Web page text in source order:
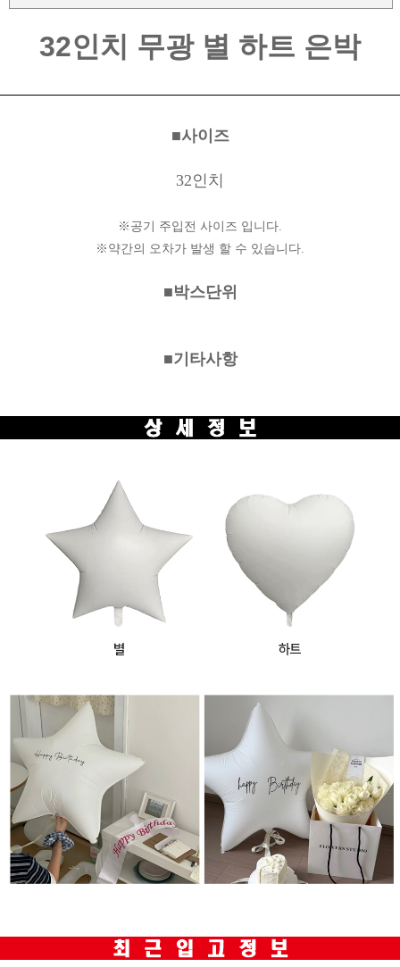
32인치 무광 별 하트 은박
■사이즈
32인치
※공기 주입전 사이즈 입니다.
※약간의 오차가 발생 할 수 있습니다.
■박스단위
■기타사항